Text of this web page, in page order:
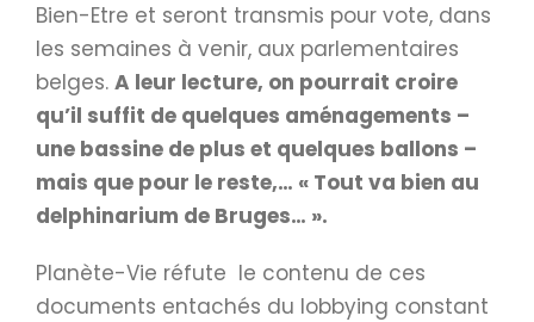
Bien-Etre et seront transmis pour vote, dans
les semaines à venir, aux parlementaires
belges. A leur lecture, on pourrait croire
qu’il suffit de quelques aménagements –
une bassine de plus et quelques ballons –
mais que pour le reste,… « Tout va bien au
delphinarium de Bruges… ».
Planète-Vie réfute le contenu de ces
documents entachés du lobbying constant